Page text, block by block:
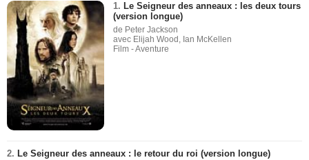
1. Le Seigneur des anneaux : les deux tours
(version longue)
de Peter Jackson
avec Elijah Wood, Ian McKellen
Film - Aventure
2. Le Seigneur des anneaux : le retour du roi (version longue)